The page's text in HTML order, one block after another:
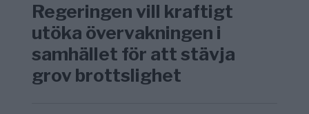
Regeringen vill kraftigt
utöka övervakningen i
samhället för att stävja
grov brottslighet